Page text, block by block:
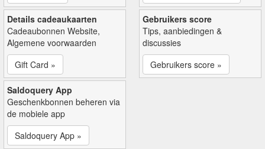
Details cadeaukaarten
Cadeaubonnen Website,
Algemene voorwaarden
Gift Card »
Gebruikers score
Tips, aanbiedingen &
discussies
Gebruikers score »
Saldoquery App
Geschenkbonnen beheren via
de mobiele app
Saldoquery App »